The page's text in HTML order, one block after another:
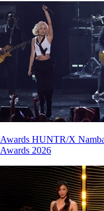
Awards HUNTR/X
Awards 2026